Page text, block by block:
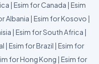
| Esim for Canada | Esim
Albania | Esim for Kosovo |
| Esim for South Africa |
| Esim for Brazil | Esim for
for Hong Kong | Esim for